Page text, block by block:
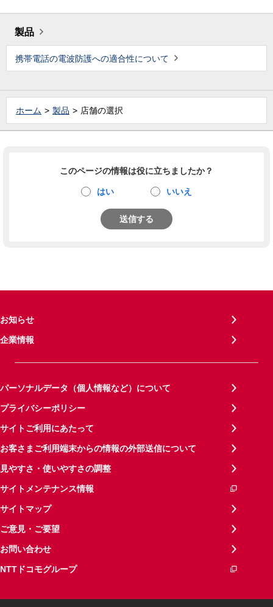
製品
携帯電話の電波防護への適合性について
ホーム 製品 店舗の選択
このページの情報は役に立ちましたか？
はい いいえ
送信する
お知らせ
企業情報
パーソナルデータ（個人情報など）について
プライバシーポリシー
サイトご利用にあたって
お客さまご利用端末からの情報の外部送信について
見やすさ・使いやすさの調整
サイトメンテナンス情報
サイトマップ
ご意見・ご要望
お問い合わせ
NTTドコモグループ